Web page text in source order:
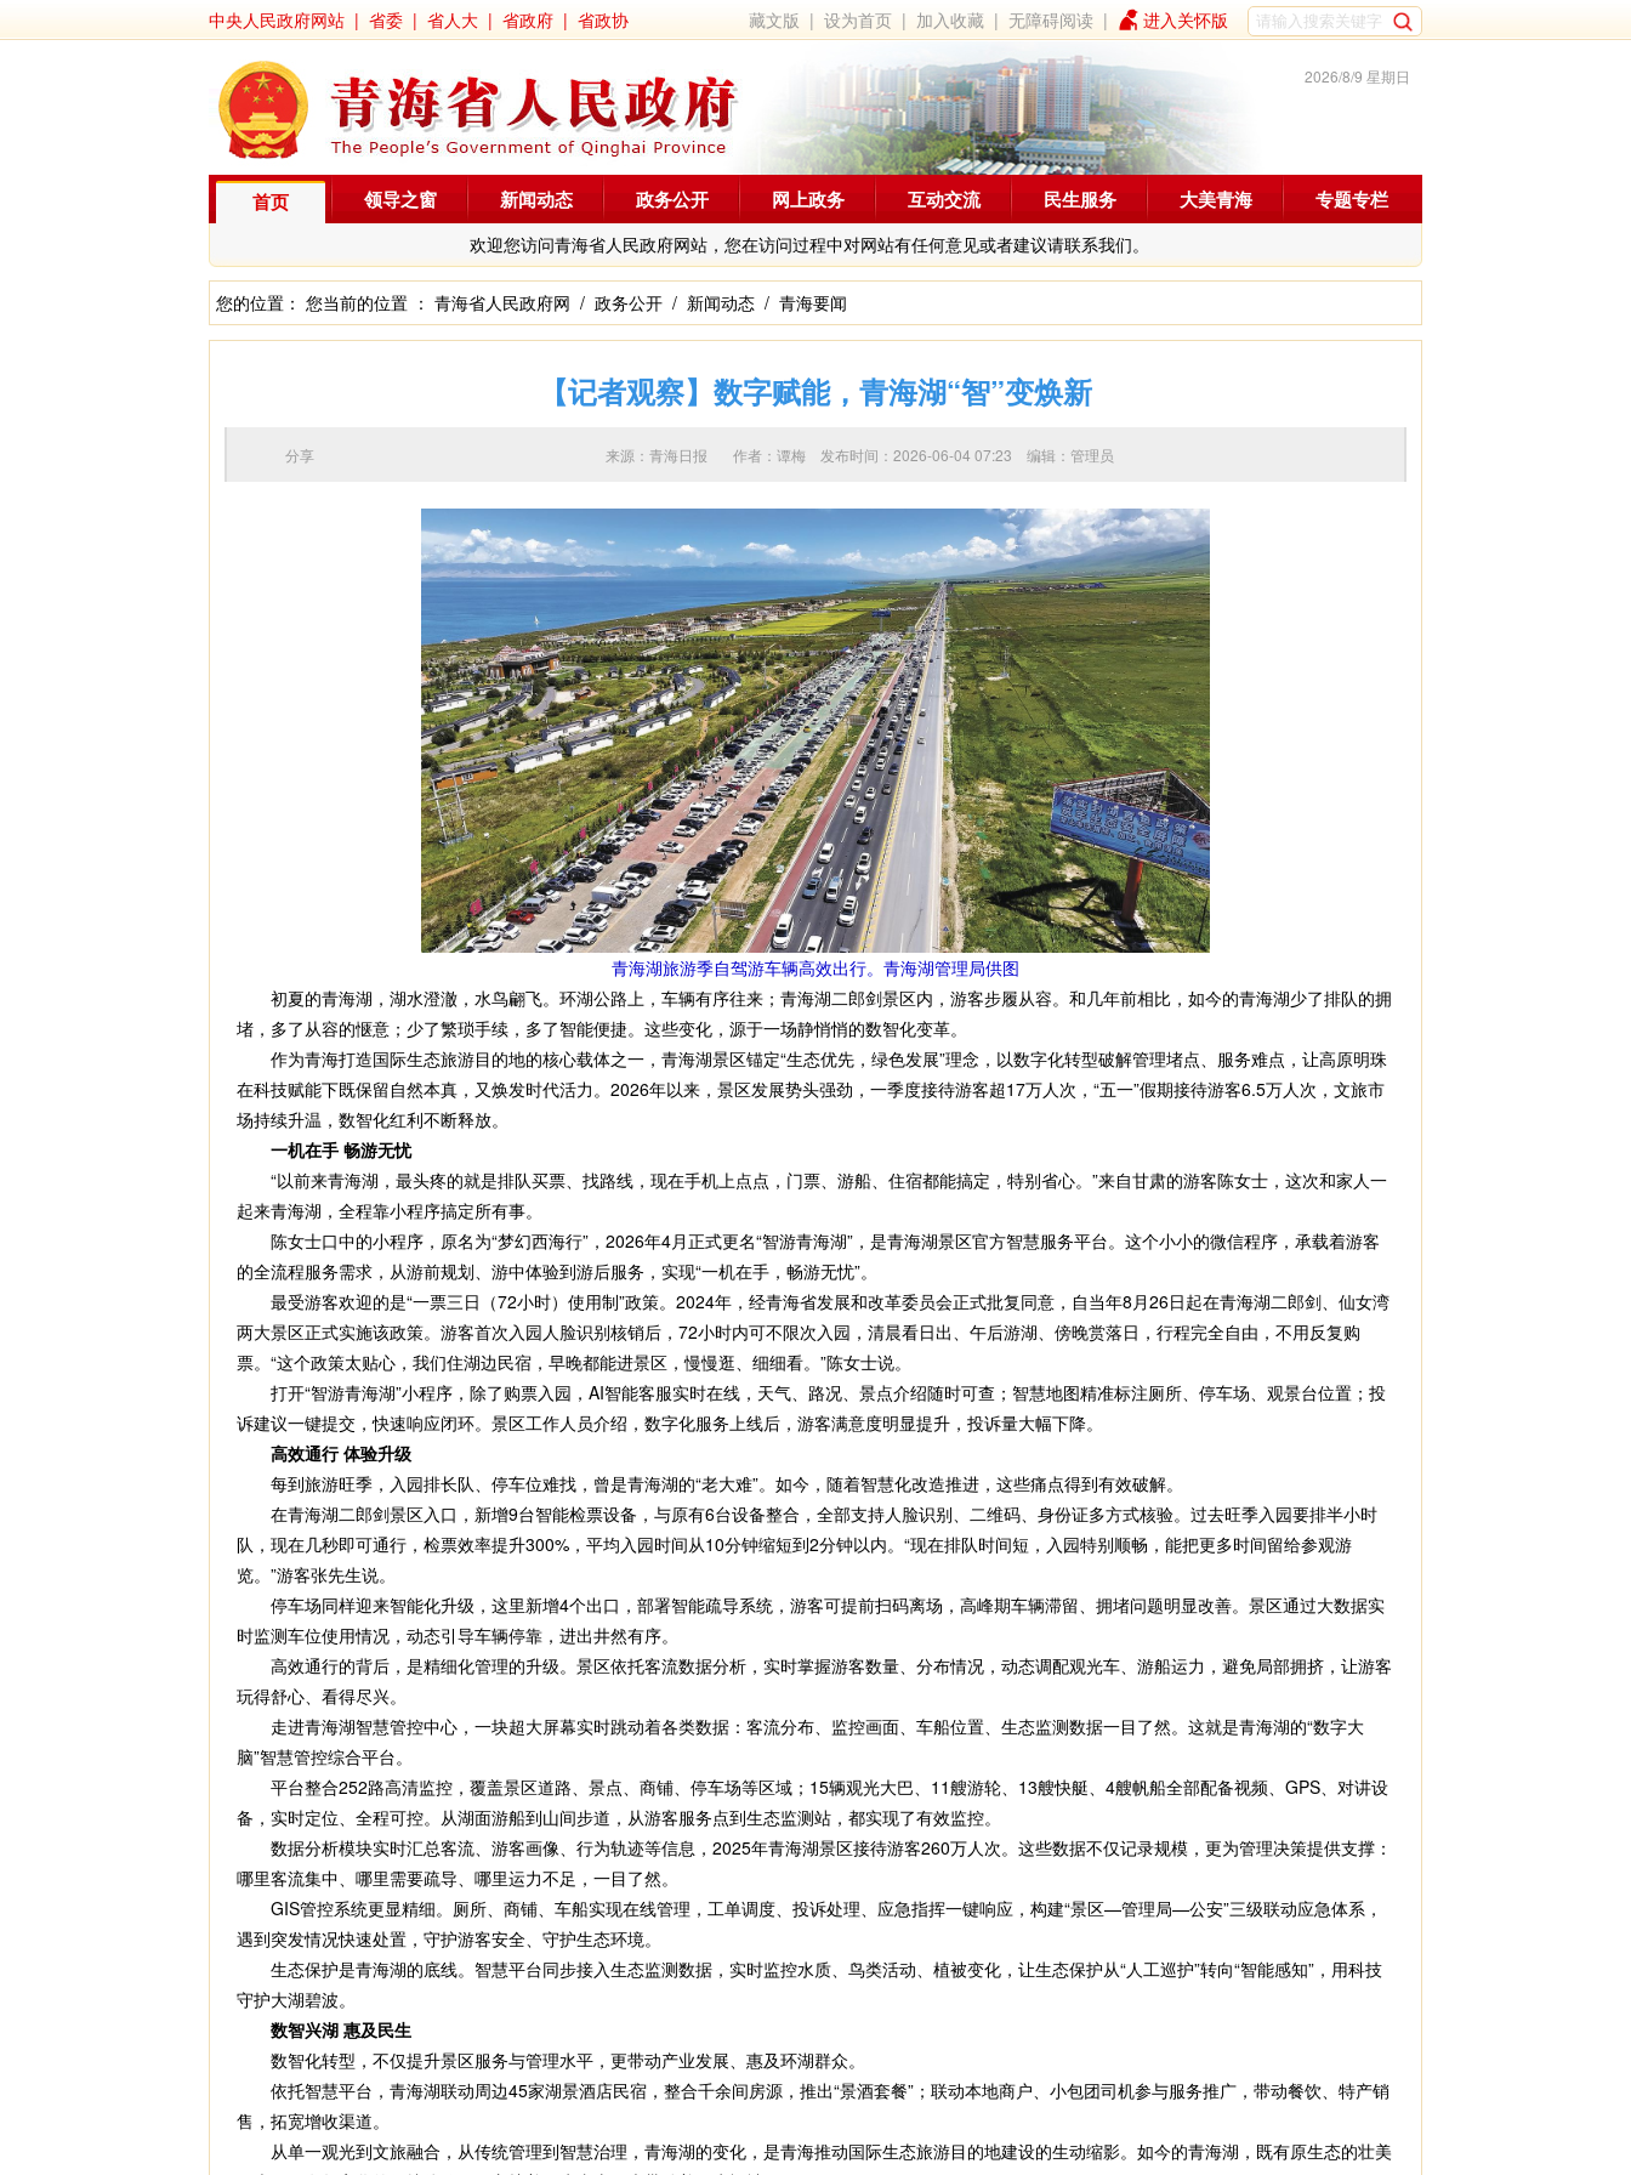
中央人民政府网站 | 省委 | 省人大 | 省政府 | 省政协 藏文版 |设为首页 | 加入收藏 |无障碍阅读 | 进入关怀版
2026/8/9 星期日
首页
欢迎您访问青海省人民政府网站，您在访问过程中对网站有任何意见或者建议请联系我们。
领导之窗 新闻动态 政务公开 网上政务 互动交流 民生服务 大美青海 专题专栏
您的位置： 您当前的位置 ： 青海省人民政府网 / 政务公开 / 新闻动态 / 青海要闻
【记者观察】数字赋能，青海湖“智”变焕新
来源：青海日报 作者： 谭梅 发布时间：2026-06-04 07:23 编辑：管理员
分享
青海湖旅游季自驾游车辆高效出行。青海湖管理局供图
初夏的青海湖，湖水澄澈，水鸟翩飞。环湖公路上，车辆有序往来；青海湖二郎剑景区内，游客步履从容。和几年前相比，如今的青海湖少了排队的拥
堵，多了从容的惬意；少了繁琐手续，多了智能便捷。这些变化，源于一场静悄悄的数智化变革。
作为青海打造国际生态旅游目的地的核心载体之一，青海湖景区锚定“生态优先，绿色发展”理念，以数字化转型破解管理堵点、服务难点，让高原明珠
在科技赋能下既保留自然本真，又焕发时代活力。2026年以来，景区发展势头强劲，一季度接待游客超17万人次，“五一”假期接待游客6.5万人次，文旅市
场持续升温，数智化红利不断释放。
一机在手 畅游无忧
“以前来青海湖，最头疼的就是排队买票、找路线，现在手机上点点，门票、游船、住宿都能搞定，特别省心。”来自甘肃的游客陈女士，这次和家人一
起来青海湖，全程靠小程序搞定所有事。
陈女士口中的小程序，原名为“梦幻西海行”，2026年4月正式更名“智游青海湖”，是青海湖景区官方智慧服务平台。这个小小的微信程序，承载着游客
的全流程服务需求，从游前规划、游中体验到游后服务，实现“一机在手，畅游无忧”。
最受游客欢迎的是“一票三日（72小时）使用制”政策。2024年，经青海省发展和改革委员会正式批复同意，自当年8月26日起在青海湖二郎剑、仙女湾
两大景区正式实施该政策。游客首次入园人脸识别核销后，72小时内可不限次入园，清晨看日出、午后游湖、傍晚赏落日，行程完全自由，不用反复购
票。“这个政策太贴心，我们住湖边民宿，早晚都能进景区，慢慢逛、细细看。”陈女士说。
打开“智游青海湖”小程序，除了购票入园，AI智能客服实时在线，天气、路况、景点介绍随时可查；智慧地图精准标注厕所、停车场、观景台位置；投
诉建议一键提交，快速响应闭环。景区工作人员介绍，数字化服务上线后，游客满意度明显提升，投诉量大幅下降。
高效通行 体验升级
每到旅游旺季，入园排长队、停车位难找，曾是青海湖的“老大难”。如今，随着智慧化改造推进，这些痛点得到有效破解。
在青海湖二郎剑景区入口，新增9台智能检票设备，与原有6台设备整合，全部支持人脸识别、二维码、身份证多方式核验。过去旺季入园要排半小时
队，现在几秒即可通行，检票效率提升300%，平均入园时间从10分钟缩短到2分钟以内。“现在排队时间短，入园特别顺畅，能把更多时间留给参观游
览。”游客张先生说。
停车场同样迎来智能化升级，这里新增4个出口，部署智能疏导系统，游客可提前扫码离场，高峰期车辆滞留、拥堵问题明显改善。景区通过大数据实
时监测车位使用情况，动态引导车辆停靠，进出井然有序。
高效通行的背后，是精细化管理的升级。景区依托客流数据分析，实时掌握游客数量、分布情况，动态调配观光车、游船运力，避免局部拥挤，让游客
玩得舒心、看得尽兴。
走进青海湖智慧管控中心，一块超大屏幕实时跳动着各类数据：客流分布、监控画面、车船位置、生态监测数据一目了然。这就是青海湖的“数字大
脑”智慧管控综合平台。
平台整合252路高清监控，覆盖景区道路、景点、商铺、停车场等区域；15辆观光大巴、11艘游轮、13艘快艇、4艘帆船全部配备视频、GPS、对讲设
备，实时定位、全程可控。从湖面游船到山间步道，从游客服务点到生态监测站，都实现了有效监控。
数据分析模块实时汇总客流、游客画像、行为轨迹等信息，2025年青海湖景区接待游客260万人次。这些数据不仅记录规模，更为管理决策提供支撑：
哪里客流集中、哪里需要疏导、哪里运力不足，一目了然。
GIS管控系统更显精细。厕所、商铺、车船实现在线管理，工单调度、投诉处理、应急指挥一键响应，构建“景区—管理局—公安”三级联动应急体系，
遇到突发情况快速处置，守护游客安全、守护生态环境。
生态保护是青海湖的底线。智慧平台同步接入生态监测数据，实时监控水质、鸟类活动、植被变化，让生态保护从“人工巡护”转向“智能感知”，用科技
守护大湖碧波。
数智兴湖 惠及民生
数智化转型，不仅提升景区服务与管理水平，更带动产业发展、惠及环湖群众。
依托智慧平台，青海湖联动周边45家湖景酒店民宿，整合千余间房源，推出“景酒套餐”；联动本地商户、小包团司机参与服务推广，带动餐饮、特产销
售，拓宽增收渠道。
从单一观光到文旅融合，从传统管理到智慧治理，青海湖的变化，是青海推动国际生态旅游目的地建设的生动缩影。如今的青海湖，既有原生态的壮美